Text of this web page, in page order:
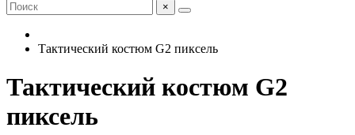
×
Тактический костюм G2 пиксель
Тактический костюм G2
пиксель